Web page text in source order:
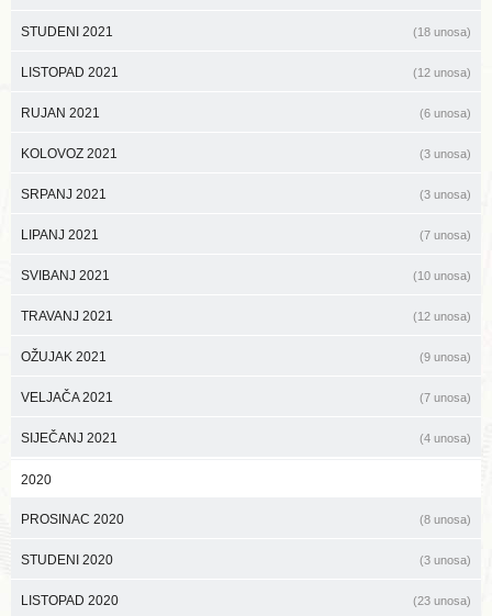
STUDENI 2021 (18 unosa)
LISTOPAD 2021 (12 unosa)
RUJAN 2021 (6 unosa)
KOLOVOZ 2021 (3 unosa)
SRPANJ 2021 (3 unosa)
LIPANJ 2021 (7 unosa)
SVIBANJ 2021 (10 unosa)
TRAVANJ 2021 (12 unosa)
OŽUJAK 2021 (9 unosa)
VELJAČA 2021 (7 unosa)
SIJEČANJ 2021 (4 unosa)
2020
PROSINAC 2020 (8 unosa)
STUDENI 2020 (3 unosa)
LISTOPAD 2020 (23 unosa)